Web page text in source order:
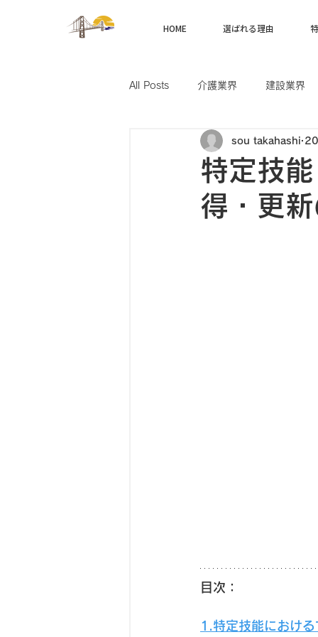
HOME 選ばれる理由
All Posts 介護業界 建設業界
航空業界 農業
特定技
得・更
sou takahashi
目次：
1.特定技能におけ